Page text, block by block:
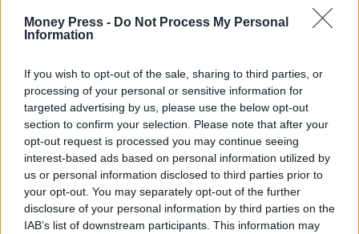
Money Press - Do Not Process My Personal
Information
If you wish to opt-out of the sale, sharing to third parties, or
processing of your personal or sensitive information for
targeted advertising by us, please use the below opt-out
section to confirm your selection. Please note that after your
opt-out request is processed you may continue seeing
interest-based ads based on personal information utilized by
us or personal information disclosed to third parties prior to
your opt-out. You may separately opt-out of the further
disclosure of your personal information by third parties on the
IAB’s list of downstream participants. This information may